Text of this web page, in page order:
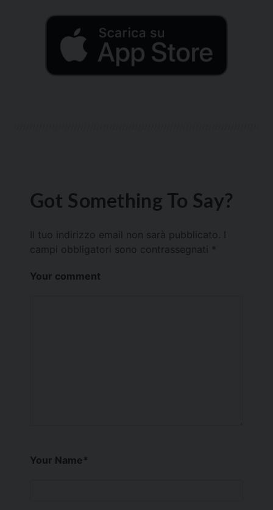
Got Something To Say?
Il tuo indirizzo email non sarà pubblicato.
campi obbligatori sono contrassegnati *
Your comment
Your Name*